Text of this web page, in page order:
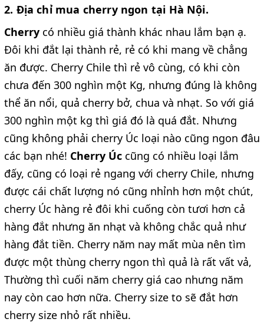
2. Địa chỉ mua cherry ngon tại Hà Nội.
Cherry có nhiều giá thành khác nhau lắm bạn ạ.
Đôi khi đắt lại thành rẻ, rẻ có khi mang về chẳng
ăn được. Cherry Chile thì rẻ vô cùng, có khi còn
chưa đến 300 nghìn một Kg, nhưng đúng là không
thể ăn nổi, quả cherry bở, chua và nhạt. So với giá
300 nghìn một kg thì giá đó là quá đắt. Nhưng
cũng không phải cherry Úc loại nào cũng ngon đâu
các bạn nhé! Cherry Úc cũng có nhiều loại lắm
đấy, cũng có loại rẻ ngang với cherry Chile, nhưng
được cái chất lượng nó cũng nhỉnh hơn một chút,
cherry Úc hàng rẻ đôi khi cuống còn tươi hơn cả
hàng đắt nhưng ăn nhạt và không chắc quả như
hàng đắt tiền. Cherry năm nay mất mùa nên tìm
được một thùng cherry ngon thì quả là rất vất vả,
Thường thì cuối năm cherry giá cao nhưng năm
nay còn cao hơn nữa. Cherry size to sẽ đắt hơn
cherry size nhỏ rất nhiều.